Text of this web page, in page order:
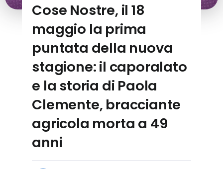
Cose Nostre, il 18
maggio la prima
puntata della nuova
stagione: il caporalato
e la storia di Paola
Clemente, bracciante
agricola morta a 49
anni